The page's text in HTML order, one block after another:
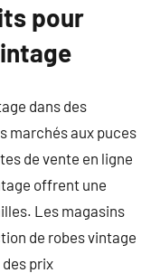
pour
dans des
marchés aux puces
de vente en ligne
offrent une
Les magasins
de robes vintage
prix